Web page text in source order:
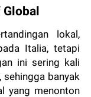
lokal,
Italia, tetapi
ini sering kali
sehingga banyak
yang menonton